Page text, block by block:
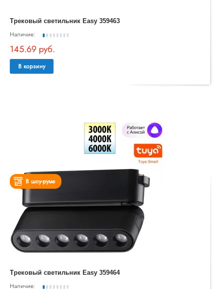
Трековый светильник Easy 359463
Наличие:
145.69 руб.
В корзину
В шоу-руме
Трековый светильник Easy 359464
Наличие: